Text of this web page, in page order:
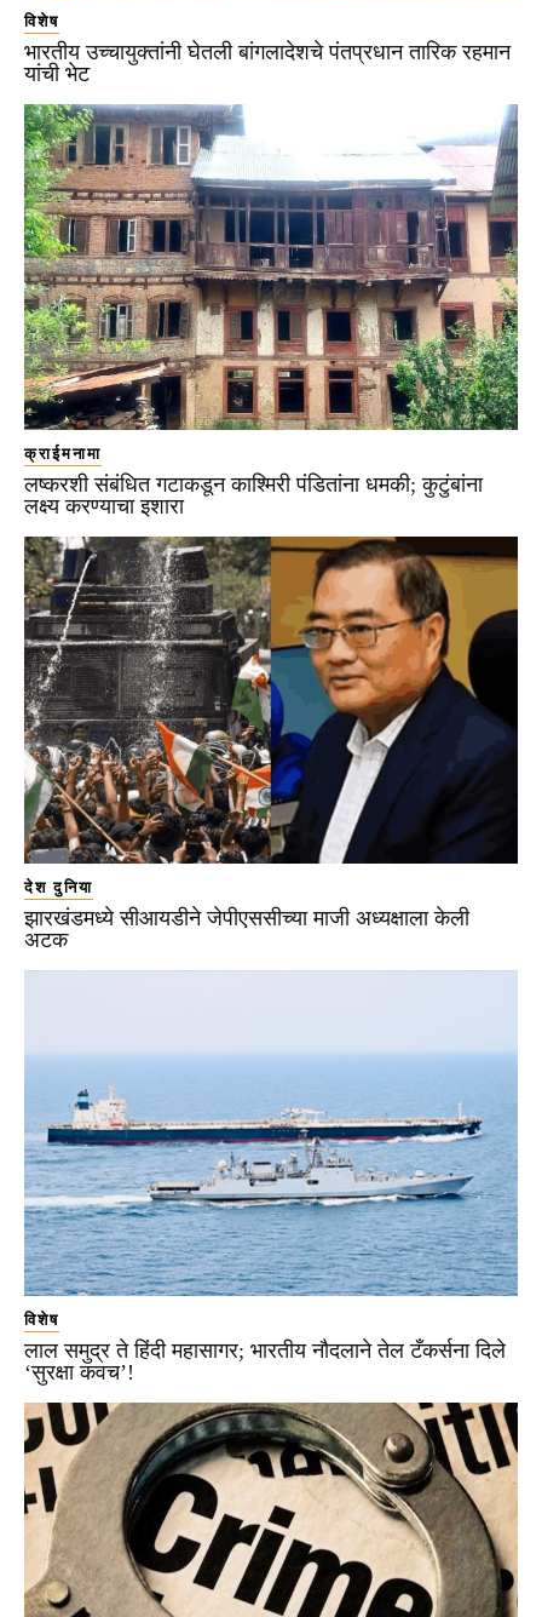
विशेष
भारतीय उच्चायुक्तांनी घेतली बांगलादेशचे पंतप्रधान तारिक रहमान
यांची भेट
क्राईमनामा
लष्करशी संबंधित गटाकडून काश्मिरी पंडितांना धमकी; कुटुंबांना
लक्ष्य करण्याचा इशारा
देश दुनिया
झारखंडमध्ये सीआयडीने जेपीएससीच्या माजी अध्यक्षाला केली
अटक
विशेष
लाल समुद्र ते हिंदी महासागर; भारतीय नौदलाने तेल टँकर्सना दिले
‘सुरक्षा कवच’!